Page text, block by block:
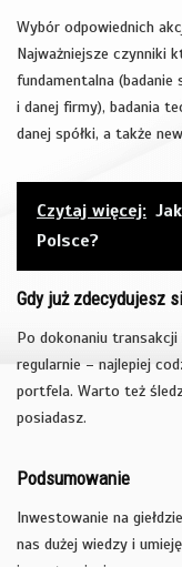
Wybór odpowiednich
Najważniejsze czynniki
fundamentalna
i danej firmy), badania
danej spółki, a także
Czytaj więcej:
Polsce?
Gdy już zdecydujesz
Po dokonaniu
regularnie – najlepiej
portfela. Warto też
posiadasz.
Podsumowanie
Inwestowanie na
nas dużej wiedzy i